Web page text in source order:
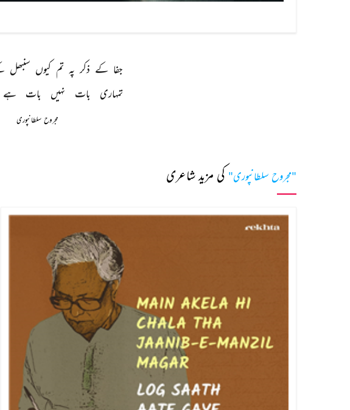
جفا کے ذکر پہ تم کیوں سنبھل
تمہاری
بات نہیں بات ہے
مجروح سلطانپوری
"مجروح سلطانپوری" کی مزید شاعری